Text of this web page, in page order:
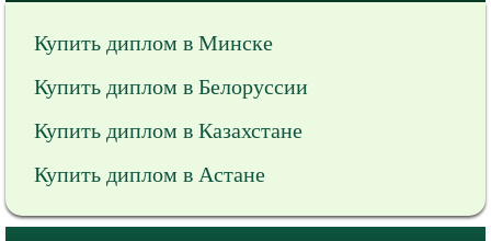
Купить диплом в Минске
Купить диплом в Белоруссии
Купить диплом в Казахстане
Купить диплом в Астане